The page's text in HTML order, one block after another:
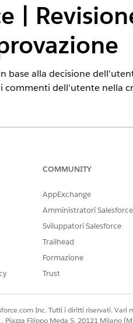
|
base alla decisione
dell'utente nella
Esamina voce su
COMMUNITY
AppExchange
Amministratori Salesforce
Sviluppatori Salesforce
Trailhead
Formazione
Trust
Inc. Tutti i diritti riservati. Vari
Piazza Filippo Meda 5, 20121 Milano